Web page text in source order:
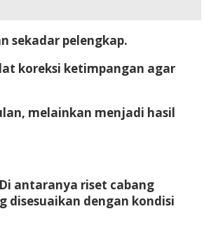
sekadar pelengkap.
koreksi ketimpangan agar
melainkan menjadi hasil
antaranya riset cabang
disesuaikan dengan kondisi